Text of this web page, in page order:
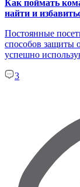
Как поймать
найти и
Постоянные
способов защиты
успешно
3